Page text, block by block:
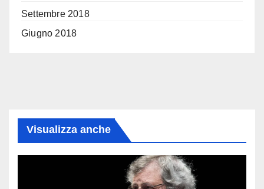
Settembre 2018
Giugno 2018
Visualizza anche